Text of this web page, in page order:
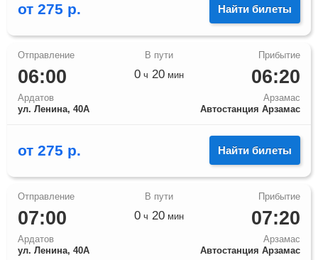
от 275 р. Найти билеты
06:00
Ардатов
ул. Ленина, 40А
06:20
Арзамас
Автостанция Арзамас
0 ч 20 мин
от 275 р. Найти билеты
07:00
Ардатов
ул. Ленина, 40А
07:20
Арзамас
Автостанция Арзамас
0 ч 20 мин